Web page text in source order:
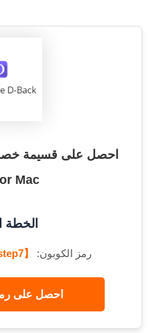
Mac
الخطة
رمز الكوبون: 【pkstep7】
احصل على